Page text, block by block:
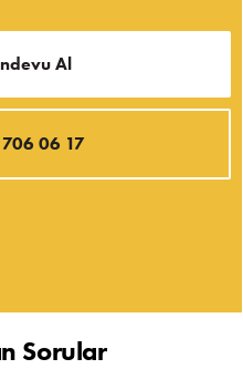
Al
06 17
Sorular